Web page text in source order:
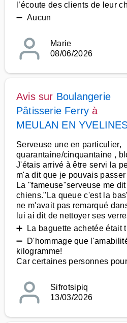
l’écoute des clients de leur
➖ Aucun
Marie
08/06/2026
Avis sur Boulangerie
Pâtisserie Ferry à
MEULAN EN
Serveuse une en particulier,
quarantaine/cinquantaine ,
J'étais arrivé à être servi la
m'a dit que je pouvais
La "fameuse"serveuse me
chiens."La queue c'est la
ne m'avait pas remarqué
lui ai dit de nettoyer ses
➕ La baguette achetée était
➖ D'hommage que
kilogramme!
Car certaines personnes
Sifrotsipiq
13/03/2026